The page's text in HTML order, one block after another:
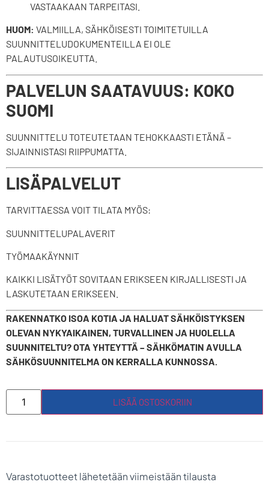
VASTAAKAAN TARPEITASI.
HUOM: VALMIILLA, SÄHKÖISESTI TOIMITETUILLA
SUUNNITTELUDOKUMENTEILLA EI OLE
PALAUTUSOIKEUTTA.
PALVELUN SAATAVUUS: KOKO
SUOMI
SUUNNITTELU TOTEUTETAAN TEHOKKAASTI ETÄNÄ –
SIJAINNISTASI RIIPPUMATTA.
LISÄPALVELUT
TARVITTAESSA VOIT TILATA MYÖS:
SUUNNITTELUPALAVERIT
TYÖMAAKÄYNNIT
KAIKKI LISÄTYÖT SOVITAAN ERIKSEEN KIRJALLISESTI JA
LASKUTETAAN ERIKSEEN.
RAKENNATKO ISOA KOTIA JA HALUAT SÄHKÖISTYKSEN
OLEVAN NYKYAIKAINEN, TURVALLINEN JA HUOLELLA
SUUNNITELTU? OTA YHTEYTTÄ – SÄHKÖMATIN AVULLA
SÄHKÖSUUNNITELMA ON KERRALLA KUNNOSSA.
LISÄÄ OSTOSKORIIN
Varastotuotteet lähetetään viimeistään tilausta